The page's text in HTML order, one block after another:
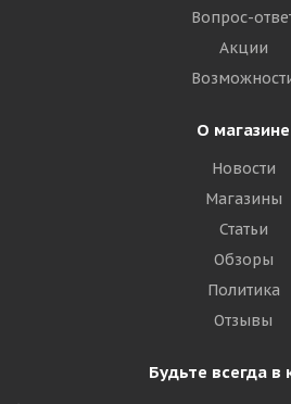
Подробнее
Tornado GL252T 385/55 R22.5
Вопрос-
Акции
О магазине
Новости
Магазины
Статьи
Обзоры
Политика
Отзывы
Будьте всегда в